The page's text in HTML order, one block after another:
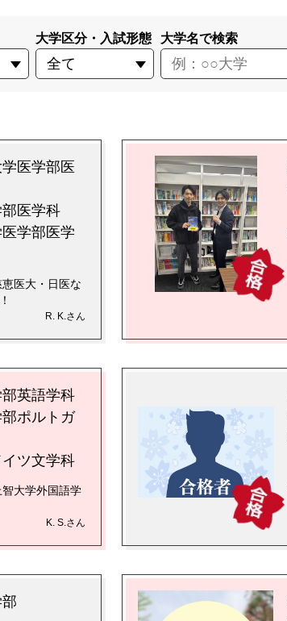
大学区分・入試形態 大学名で検索
医学部医
医学科
学部医学
恵医大・日医な
R. K.さん
部英語学科
部ポルトガ
イツ文学科
智大学外国語学
K. S.さん